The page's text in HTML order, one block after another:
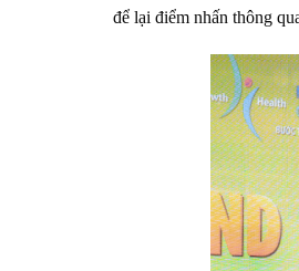
để lại điểm nhấn thông